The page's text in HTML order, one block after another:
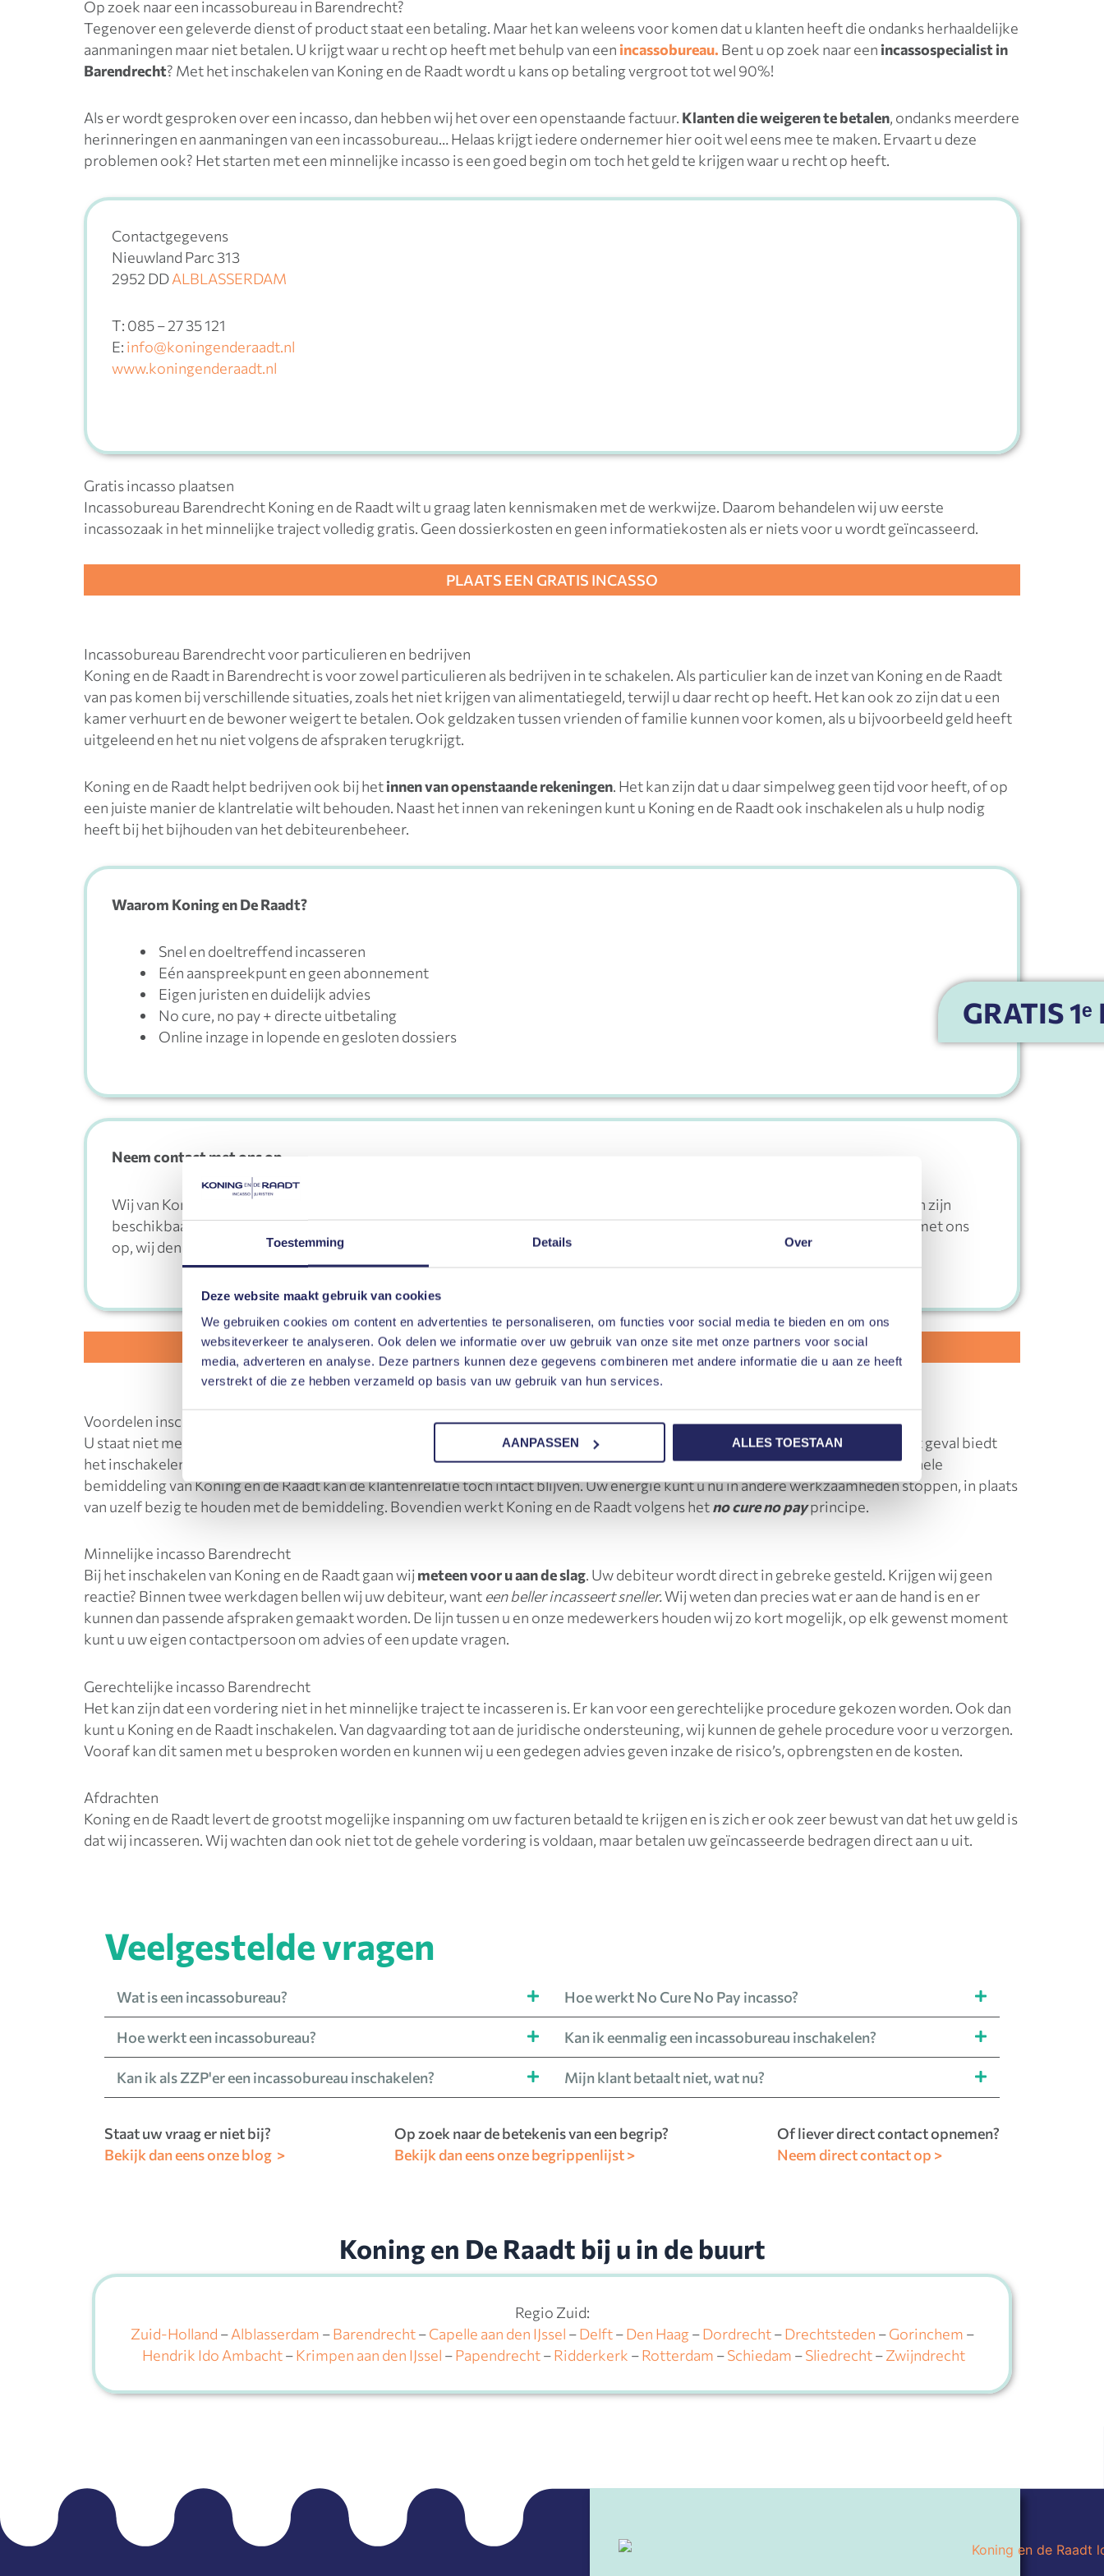
Toestemming Details Over
Deze website maakt gebruik van cookies
We gebruiken cookies om content en advertenties te personaliseren, om functies voor social media te bieden en om ons
websiteverkeer te analyseren. Ook delen we informatie over uw gebruik van onze site met onze partners voor social
media, adverteren en analyse. Deze partners kunnen deze gegevens combineren met andere informatie die u aan ze heeft
verstrekt of die ze hebben verzameld op basis van uw gebruik van hun services.
AANPASSEN ALLES TOESTAAN
GRATIS
Op zoek naar een incassobureau in Barendrecht?
Tegenover een geleverde dienst of product staat een betaling. Maar het kan weleens voor komen dat u klanten heeft die ondanks herhaaldelijke
aanmaningen maar niet betalen. U krijgt waar u recht op heeft met behulp van een incassobureau. Bent u op zoek naar een incassospecialist in
Barendrecht? Met het inschakelen van Koning en de Raadt wordt u kans op betaling vergroot tot wel 90%!
Als er wordt gesproken over een incasso, dan hebben wij het over een openstaande factuur. Klanten die weigeren te betalen, ondanks meerdere
herinneringen en aanmaningen van een incassobureau… Helaas krijgt iedere ondernemer hier ooit wel eens mee te maken. Ervaart u deze
problemen ook? Het starten met een minnelijke incasso is een goed begin om toch het geld te krijgen waar u recht op heeft.
Contactgegevens
Nieuwland Parc 313
2952 DDALBLASSERDAM
T: 085 – 27 35 121
E: info@koningenderaadt.nl
www.koningenderaadt.nl
Gratis incasso plaatsen
Incassobureau Barendrecht Koning en de Raadt wilt u graag laten kennismaken met de werkwijze. Daarom behandelen wij uw eerste
incassozaak in het minnelijke traject volledig gratis. Geen dossierkosten en geen informatiekosten als er niets voor u wordt geïncasseerd.
PLAATS EEN GRATIS INCASSO
Incassobureau Barendrecht voor particulieren en bedrijven
Koning en de Raadt in Barendrecht is voor zowel particulieren als bedrijven in te schakelen. Als particulier kan de inzet van Koning en de Raadt
van pas komen bij verschillende situaties, zoals het niet krijgen van alimentatiegeld, terwijl u daar recht op heeft. Het kan ook zo zijn dat u een
kamer verhuurt en de bewoner weigert te betalen. Ook geldzaken tussen vrienden of familie kunnen voor komen, als u bijvoorbeeld geld heeft
uitgeleend en het nu niet volgens de afspraken terugkrijgt.
Koning en de Raadt helpt bedrijven ook bij hetinnen van openstaande rekeningen. Het kan zijn dat u daar simpelweg geen tijd voor heeft, of op
een juiste manier de klantrelatie wilt behouden. Naast het innen van rekeningen kunt u Koning en de Raadt ook inschakelen als u hulp nodig
heeft bij het bijhouden van het debiteurenbeheer.
Waarom Koning en De Raadt?
Snel en doeltreffend incasseren
Eén aanspreekpunt en geen abonnement
Eigen juristen en duidelijk advies
No cure, no pay + directe uitbetaling
Online inzage in lopende en gesloten dossiers
Neem contact met ons op
Wij van Koning en De Raadt willen u graag helpen waar mogelijk. Onze incasso- en juridische specialisten staan voor u klaar en zijn
beschikbaar voor al uw vragen! Wilt u meer weten over onze dienstverlening of heeft u vragen voor ons? Neem dancontactmet ons
op, wij denken graag vrijblijvend met u mee!
NEEM CONTACT MET ONS OP
Voordelen inschakelen van Koning en de Raadt in Barendrecht
U staat niet meer open voor de argumenten van uw debiteur, want de situatie heeft u eigenlijk zwaar gefrustreerd gemaakt. In dit geval biedt
het inschakelen van een incassobureau in Barendrecht veel voordelen. De kans op betaling wordt vergroot en door de professionele
bemiddeling van Koning en de Raadt kan de klantenrelatie toch intact blijven. Uw energie kunt u nu in andere werkzaamheden stoppen, in plaats
van uzelf bezig te houden met de bemiddeling. Bovendien werkt Koning en de Raadt volgens hetno cure no payprincipe.
Minnelijke incasso Barendrecht
Bij het inschakelen van Koning en de Raadt gaan wij meteen voor u aan de slag. Uw debiteur wordt direct in gebreke gesteld. Krijgen wij geen
reactie? Binnen twee werkdagen bellen wij uw debiteur, want een beller incasseert sneller.Wij weten dan precies wat er aan de hand is en er
kunnen dan passende afspraken gemaakt worden. De lijn tussen u en onze medewerkers houden wij zo kort mogelijk, op elk gewenst moment
kunt u uw eigen contactpersoon om advies of een update vragen.
Gerechtelijke incasso Barendrecht
Het kan zijn dat een vordering niet in het minnelijke traject te incasseren is. Er kan voor een gerechtelijke procedure gekozen worden. Ook dan
kunt u Koning en de Raadt inschakelen. Van dagvaarding tot aan de juridische ondersteuning, wij kunnen de gehele procedure voor u verzorgen.
Vooraf kan dit samen met u besproken worden en kunnen wij u een gedegen advies geven inzake de risico’s, opbrengsten en de kosten.
Afdrachten
Koning en de Raadt levert de grootst mogelijke inspanning om uw facturen betaald te krijgen en is zich er ook zeer bewust van dat het uw geld is
dat wij incasseren. Wij wachten dan ook niet tot de gehele vordering is voldaan, maar betalen uw geïncasseerde bedragen direct aan u uit.
Veelgestelde vragen
Wat is een incassobureau?
Hoe werkt een incassobureau?
Kan ik als ZZP'ereen incassobureau inschakelen?
Hoe werktNo Cure No Pay incasso?
Kan ik eenmalig een incassobureau inschakelen?
Mijn klant betaalt niet, wat nu?
Staat uw vraag er niet bij?
Bekijk dan eens onze blog >
Op zoek naar de betekenis van een begrip?
Bekijk dan eens onze begrippenlijst >
Of liever direct contact opnemen?
Neem direct contact op >
Koning en De Raadt bij u in de buurt
Regio Zuid:
Zuid-Holland –Alblasserdam –Barendrecht–Capelle aan den IJssel –Delft–Den Haag–Dordrecht–Drechtsteden –Gorinchem –
Hendrik Ido Ambacht–Krimpen aan den IJssel –Papendrecht–Ridderkerk –Rotterdam –Schiedam –Sliedrecht–Zwijndrecht